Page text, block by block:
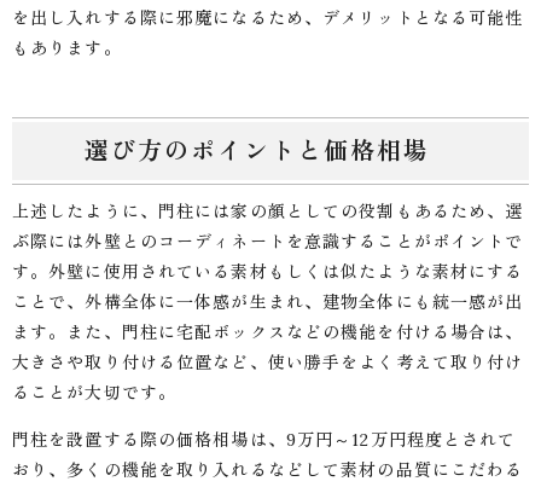
を出し入れする際に邪魔になるため、デメリットとなる可能性
もあります。
選び方のポイントと価格相場
上述したように、門柱には家の顔としての役割もあるため、選
ぶ際には外壁とのコーディネートを意識することがポイントで
す。外壁に使用されている素材もしくは似たような素材にする
ことで、外構全体に一体感が生まれ、建物全体にも統一感が出
ます。また、門柱に宅配ボックスなどの機能を付ける場合は、
大きさや取り付ける位置など、使い勝手をよく考えて取り付け
ることが大切です。
門柱を設置する際の価格相場は、9万円～12万円程度とされて
おり、多くの機能を取り入れるなどして素材の品質にこだわる